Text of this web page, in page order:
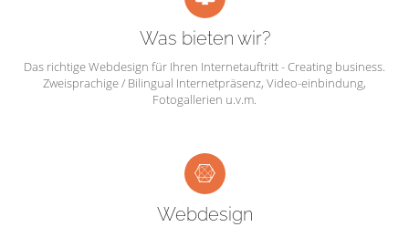
Was bieten wir?
Das richtige Webdesign für Ihren Internetauftritt - Creating business.
Zweisprachige / Bilingual Internetpräsenz, Video-einbindung,
Fotogallerien u.v.m.
Webdesign